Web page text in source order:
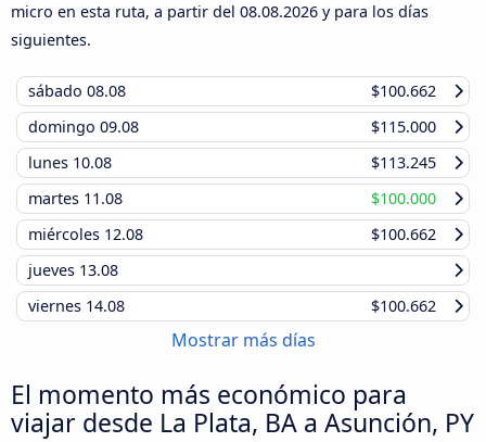
micro en esta ruta, a partir del 08.08.2026 y para los días
siguientes.
sábado 08.08
$100.662
domingo 09.08
$115.000
lunes 10.08
$113.245
martes 11.08
$100.000
miércoles 12.08
$100.662
jueves 13.08
viernes 14.08 $100.662
Mostrar más días
El momento más económico para
viajar desde La Plata, BA a Asunción, PY